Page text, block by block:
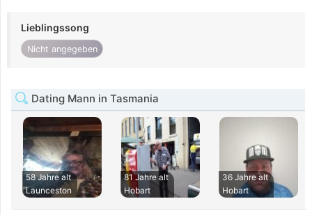
Lieblingssong
Nicht angegeben
Dating Mann in Tasmania
58 Jahre alt
Launceston
81 Jahre alt
Hobart
36 Jahre alt
Hobart